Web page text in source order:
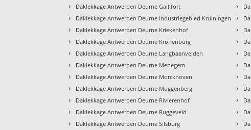
› Daklekkage Antwerpen Deurne Gallifort
› Daklekkage Antwerpen Deurne Industriegebied Kruiningen
› Daklekkage Antwerpen Deurne Kriekenhof
› Daklekkage Antwerpen Deurne Kronenburg
› Daklekkage Antwerpen Deurne Langbaanvelden
› Daklekkage Antwerpen Deurne Menegem
› Daklekkage Antwerpen Deurne Morckhoven
› Daklekkage Antwerpen Deurne Muggenberg
› Daklekkage Antwerpen Deurne Rivierenhof
› Daklekkage Antwerpen Deurne Ruggeveld
› Daklekkage Antwerpen Deurne Silsburg
›
›
›
›
›
›
›
›
›
›
›